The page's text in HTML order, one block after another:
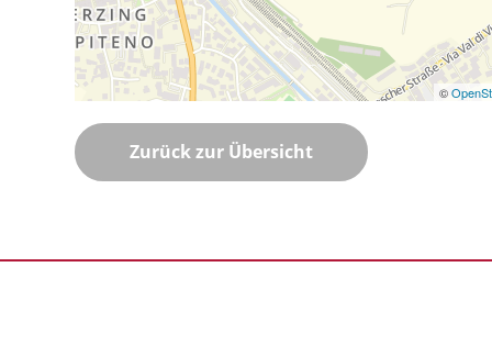
©
Zurück zur Übersicht